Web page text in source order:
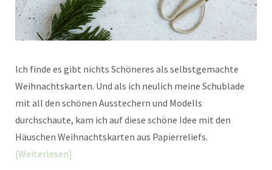
Ich finde es gibt nichts Schöneres als selbstgemachte
Weihnachtskarten. Und als ich neulich meine Schublade
mit all den schönen Ausstechern und Modells
durchschaute, kam ich auf diese schöne Idee mit den
Häuschen Weihnachtskarten aus Papierreliefs.
Weiterlesen